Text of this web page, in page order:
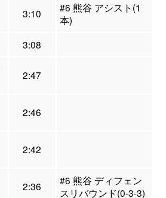
3:10
#6 熊谷 アシスト(1
本)
3:08
2:47
2:46
2:42
2:36
#6 熊谷 ディフェン
スリバウンド(0-3-3)